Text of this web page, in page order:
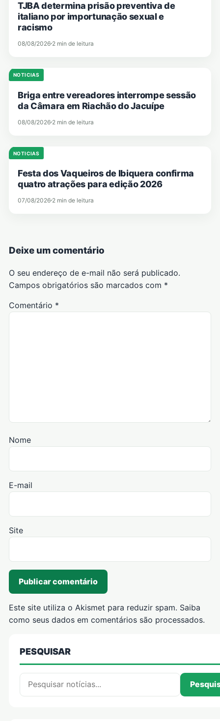
TJBA determina prisão preventiva de
italiano por importunação sexual e
racismo
08/08/2026 2 min de leitura
NOTICIAS
Briga entre vereadores interrompe sessão
da Câmara em Riachão do Jacuípe
08/08/2026 2 min de leitura
NOTICIAS
Festa dos Vaqueiros de Ibiquera confirma
quatro atrações para edição 2026
07/08/2026 2 min de leitura
Deixe um comentário
O seu endereço de e-mail não será publicado.
Campos obrigatórios são marcados com *
Comentário *
Nome
E-mail
Site
Este site utiliza o Akismet para reduzir spam. Saiba
como seus dados em comentários são processados.
PESQUISAR
Pesquisar por: